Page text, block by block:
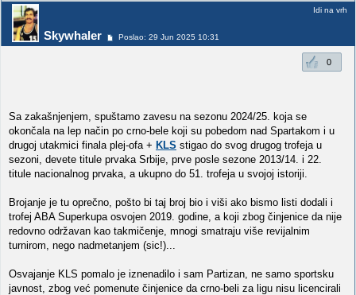
Skywhaler Poslao: 29 Jun 2025 10:31
Idi na vrh
0
Sa zakašnjenjem, spuštamo zavesu na sezonu 2024/25. koja se
okončala na lep način po crno-bele koji su pobedom nad Spartakom i u
drugoj utakmici finala plej-ofa + KLS stigao do svog drugog trofeja u
sezoni, devete titule prvaka Srbije, prve posle sezone 2013/14. i 22.
titule nacionalnog prvaka, a ukupno do 51. trofeja u svojoj istoriji.
Brojanje je tu oprečno, pošto bi taj broj bio i viši ako bismo listi dodali i
trofej ABA Superkupa osvojen 2019. godine, a koji zbog činjenice da nije
redovno održavan kao takmičenje, mnogi smatraju više revijalnim
turnirom, nego nadmetanjem (sic!)...
Osvajanje KLS pomalo je iznenadilo i sam Partizan, ne samo sportsku
javnost, zbog već pomenute činjenice da crno-beli za ligu nisu licencirali